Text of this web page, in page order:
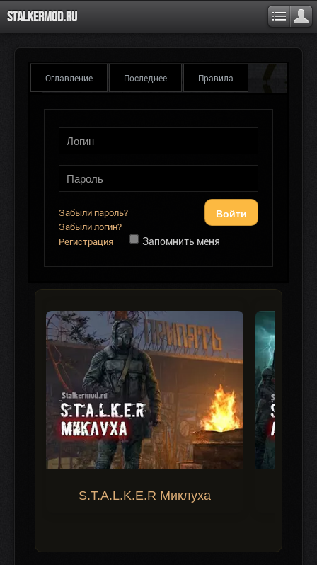
Stalkermod.ru
Оглавление Последнее Правила
Войти
Забыли пароль?
Забыли логин?
Регистрация
Запомнить меня
S.T.A.L.K.E.R Миклуха